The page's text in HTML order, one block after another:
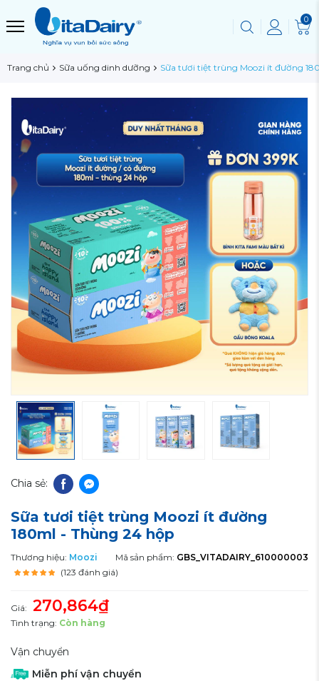
0
Trang chủ Sữa uống dinh dưỡng Sữa tươi tiệt trùng Moozi ít đường
Chia sẻ:
Sữa tươi tiệt trùng Moozi ít đường
180ml - Thùng 24 hộp
Thương hiệu: Moozi Mã sản phẩm: GBS_VITADAIRY_610000003
(123 đánh giá)
Giá: 270,864₫
Tình trạng: Còn hàng
Vận chuyển
Miễn phí vận chuyển